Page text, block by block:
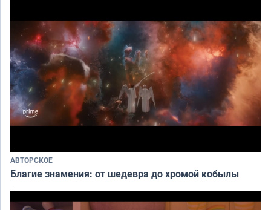
АВТОРСКОЕ
Благие знамения: от шедевра до хромой кобылы